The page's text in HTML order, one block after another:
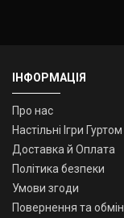
ІНФОРМАЦІЯ
Про нас
Настільні Ігри Гуртом
Доставка й Оплата
Політика безпеки
Умови згоди
Повернення та обмін